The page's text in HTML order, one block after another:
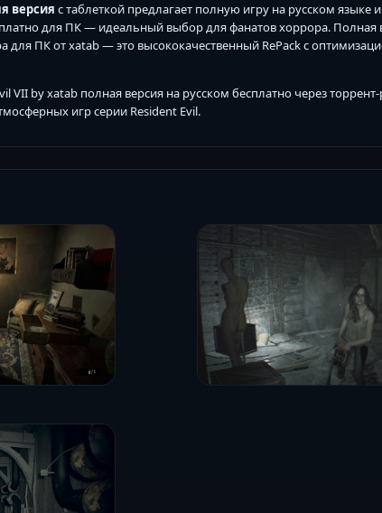
версия с таблеткой предлагает полную игру на русском языке
для ПК — идеальный выбор для фанатов хоррора. Полная
для ПК от xatab — это высококачественный RePack с
VII by xatab полная версия на русском бесплатно через
игр серии Resident Evil.